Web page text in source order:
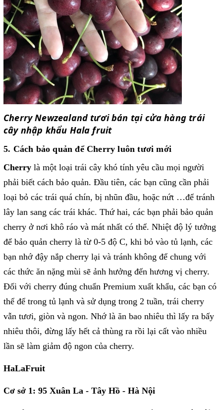
Cherry Newzealand tươi bán tại cửa hàng trái
cây nhập khẩu Hala fruit
5. Cách bảo quản để Cherry luôn tươi mới
Cherry là một loại trái cây khó tính yêu cầu mọi người
phải biết cách bảo quản. Đầu tiên, các bạn cũng cần phải
loại bỏ các trái quá chín, bị nhũn đầu, hoặc nứt …để tránh
lây lan sang các trái khác. Thứ hai, các bạn phải bảo quản
cherry ở nơi khô ráo và mát nhất có thể. Nhiệt độ lý tưởng
để bảo quản cherry là từ 0-5 độ C, khi bỏ vào tủ lạnh, các
bạn nhớ đậy nắp cherry lại và tránh không để chung với
các thức ăn nặng mùi sẽ ảnh hưởng đến hương vị cherry.
Đối với cherry đúng chuẩn Premium xuất khẩu, các bạn có
thể để trong tủ lạnh và sử dụng trong 2 tuần, trái cherry
vẫn tươi, giòn và ngon. Nhớ là ăn bao nhiêu thì lấy ra bấy
nhiêu thôi, đừng lấy hết cả thùng ra rồi lại cất vào nhiều
lần sẽ làm giảm độ ngon của cherry.
HaLaFruit
Cơ sở 1: 95 Xuân La - Tây Hồ - Hà Nội